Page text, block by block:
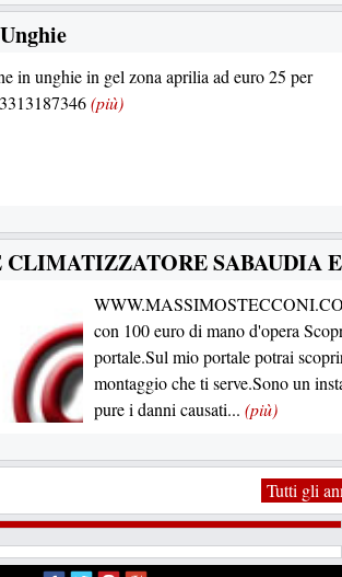
in unghie in gel zona aprilia ad euro 25 per
(più)
SABAUDIA
con 100 euro di mano d'opera
portale.Sul mio portale potrai
montaggio che ti serve.Sono un
pure i danni causati... (più)
Tutti gli